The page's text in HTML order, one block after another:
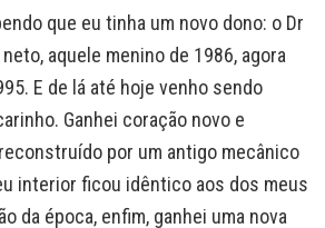
que eu tinha um novo dono: o Dr
aquele menino de 1986, agora
E de lá até hoje venho sendo
Ganhei coração novo e
por um antigo mecânico
interior ficou idêntico aos dos meus
da época, enfim, ganhei uma nova